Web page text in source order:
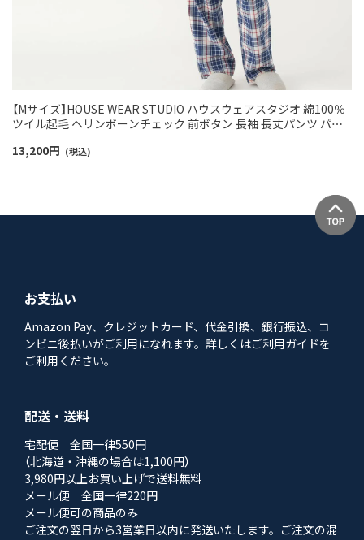
【Mサイズ】HOUSE WEAR STUDIO ハウスウェアスタジオ 綿100％
ツイル起毛 ヘリンボーンチェック 前ボタン 長袖 長丈パンツ パジ
13,200円 (税込)
お支払い
Amazon Pay、クレジットカード、代金引換、銀行振込、コ
ンビニ後払いがご利用になれます。詳しくはご利用ガイドを
ご利用ください。
配送・送料
宅配便 全国一律550円
（北海道・沖縄の場合は1,100円）
3,980円以上お買い上げで送料無料
メール便 全国一律220円
メール便可の商品のみ
ご注文の翌日から3営業日以内に発送いたします。ご注文の混